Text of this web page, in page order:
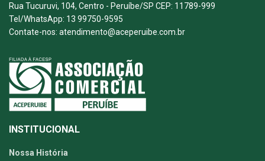
Rua Tucuruvi, 104, Centro - Peruíbe/SP CEP: 11789-999
Tel/WhatsApp: 13 99750-9595
Contate-nos: atendimento@aceperuibe.com.br
INSTITUCIONAL
Nossa História